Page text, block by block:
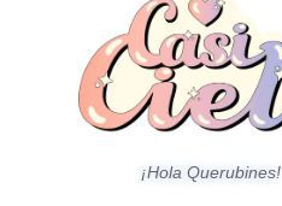
¡Hola Querubines!